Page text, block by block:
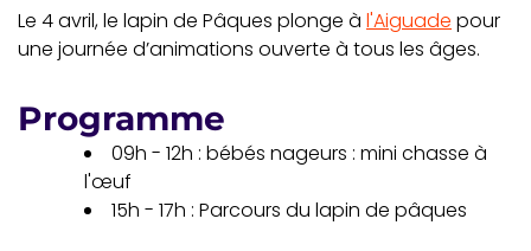
Le 4 avril, le lapin de Pâques plonge à l'Aiguade pour
une journée d’animations ouverte à tous les âges.
Programme
09h - 12h : bébés nageurs : mini chasse à
l'œuf
15h - 17h : Parcours du lapin de pâques